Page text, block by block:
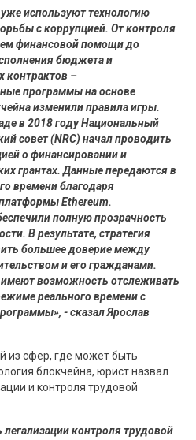
используют технологию
с коррупцией. От контроля
финансовой помощи до
бюджета и
контрактов –
программы на основе
изменили правила игры.
в 2018 году Национальный
совет (NRC) начал проводить
о финансировании и
грантах. Данные передаются в
времени благодаря
Ethereum.
полную прозрачность
В результате, стратегия
большее доверие между
и его гражданами.
возможность отслеживать
реального времени с
- сказал Ярослав
из сфер, где может быть
блокчейна, юрист назвал
и контроля трудовой
контроля трудовой